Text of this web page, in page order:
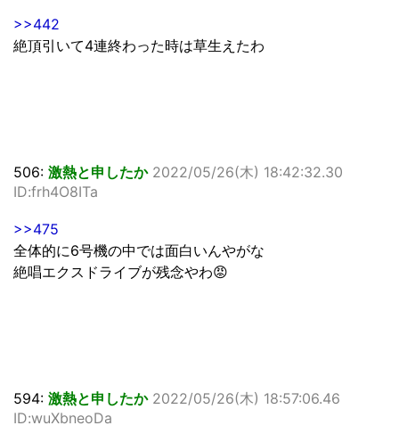
>>442
絶頂引いて4連終わった時は草生えたわ
506: 激熱と申したか 2022/05/26(木) 18:42:32.30
ID:frh4O8ITa
>>475
全体的に6号機の中では面白いんやがな
絶唱エクスドライブが残念やわ😡
594: 激熱と申したか 2022/05/26(木) 18:57:06.46
ID:wuXbneoDa